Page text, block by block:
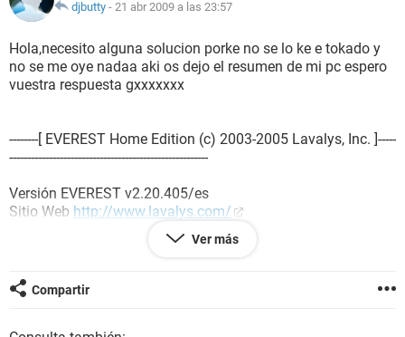
djbutty - 21 abr 2009 a las 23:57
Hola,necesito alguna solucion porke no se lo ke e tokado y
no se me oye nadaa aki os dejo el resumen de mi pc espero
vuestra respuesta gxxxxxxx
--------[ EVEREST Home Edition (c) 2003-2005 Lavalys, Inc. ]-----
-------------------------------------------------------
Versión EVEREST v2.20.405/es
Sitio Web http://www.lavalys.com/
Tipo de informe Informe rápido
Ordenador XP-6C784D03919E
Sistema operativo Microsoft Windows XP Professional
5.1.2600 (WinXP Retail)
Ver más
Compartir